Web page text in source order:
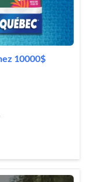
10000$